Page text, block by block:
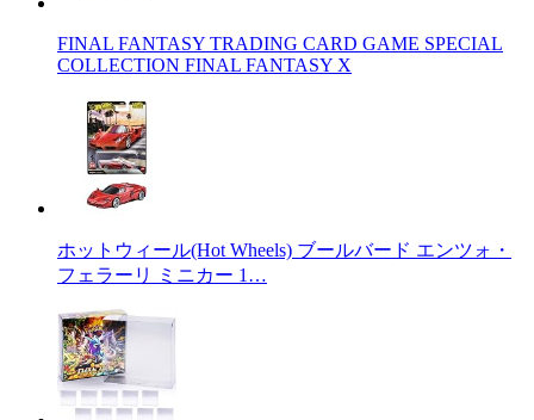
FINAL FANTASY TRADING CARD GAME SPECIAL
COLLECTION FINAL FANTASY X
ホットウィール(Hot Wheels) ブールバード エンツォ・
フェラーリ ミニカー 1…